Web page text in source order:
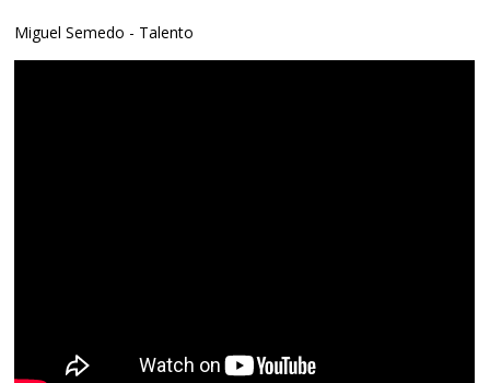
Miguel Semedo - Talento